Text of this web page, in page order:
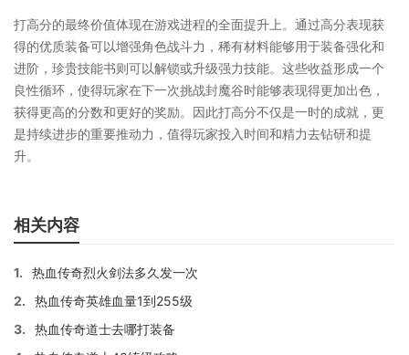
打高分的最终价值体现在游戏进程的全面提升上。通过高分表现获
得的优质装备可以增强角色战斗力，稀有材料能够用于装备强化和
进阶，珍贵技能书则可以解锁或升级强力技能。这些收益形成一个
良性循环，使得玩家在下一次挑战封魔谷时能够表现得更加出色，
获得更高的分数和更好的奖励。因此打高分不仅是一时的成就，更
是持续进步的重要推动力，值得玩家投入时间和精力去钻研和提
升。
相关内容
1.
热血传奇烈火剑法多久发一次
2.
热血传奇英雄血量1到255级
3.
热血传奇道士去哪打装备